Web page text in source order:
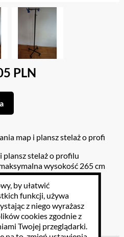
PLN
map i plansz stelaż o profi
plansz stelaż o profilu
wysokość 265 cm
65 cm
GPSR
by ułatwić
funkcji, używa
z niego wyrażasz
cookies zgodnie z
Twojej przeglądarki.